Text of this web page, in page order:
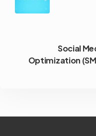
Social
Optimization